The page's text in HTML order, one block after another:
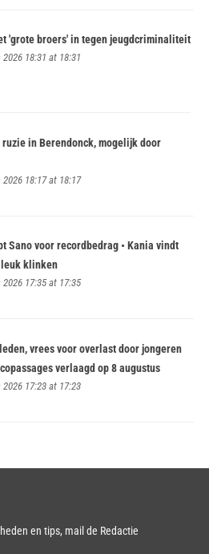
'grote broers' in tegen jeugdcriminaliteit
18:31 at 18:31
ruzie in Berendonck, mogelijk door
18:17 at 18:17
Sano voor recordbedrag • Kania vindt
klinken
17:35 at 17:35
vrees voor overlast door jongeren
verlaagd op 8 augustus
17:23 at 17:23
en tips, mail de Redactie